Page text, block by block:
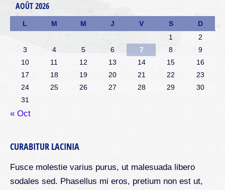
AOÛT 2026
L M M J V S
D
1
2
3
4 5 6 7 8
9
10
11 12 13 14 15
16
17
18 19 20 21 22
23
24
25 26 27 28 29
30
31
« Oct
CURABITUR LACINIA
Fusce molestie varius purus, ut malesuada libero
sodales sed. Phasellus mi eros, pretium non est ut,